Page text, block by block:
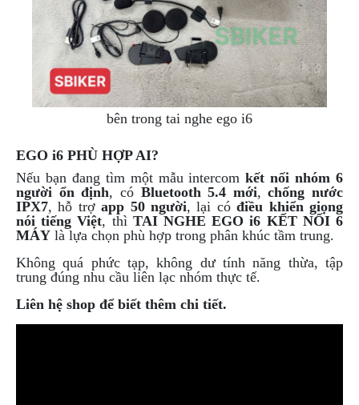
bên trong tai nghe ego i6
EGO i6 PHÙ HỢP AI?
Nếu bạn đang tìm một mẫu intercomkết nối nhóm 6
người ổn định, có Bluetooth 5.4 mới,chống nước
IPX7, hỗ trợapp 50 người, lại cóđiều khiển giọng
nói tiếng Việt, thì TAI NGHE EGO i6 KẾT NỐI 6
MÁY là lựa chọn phù hợp trong phân khúc tầm trung.
Không quá phức tạp, không dư tính năng thừa, tập
trung đúng nhu cầu liên lạc nhóm thực tế.
Liên hệ shop để biết thêm chi tiết.